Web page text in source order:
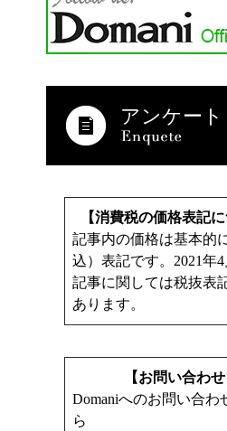
アンケート
【消費税の価格表記に
記事内の価格は基本的
込）表記です。2021年
記事に関しては税抜表
あります。
【お問い合わせ
Domaniへのお問い合わ
ら